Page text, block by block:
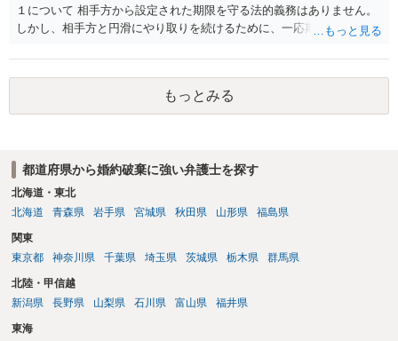
１について 相手方から設定された期限を守る法的義務はありません。
しかし、相手方と円滑にやり取りを続けるために、一応期限を守って
が、期限を守らないのもご不安という場合には、「弁護士に相談して
から連絡するので少々お待ちください」という旨の連絡を入れておく
こともあります。 ２について 求償権の請求と婚約破棄の慰謝料請求
は、法的には別の議論ではありますが、事実上の繋がりがないわけで
負担割合が高くなり、婚約破棄の慰謝料も払う必要が生じるという可
能性もないわけではありません。 ただし、法律上重婚は認められてい
ないので、既婚者同士の婚約が成立するかといわれると、成立しない
際には、清算条項という定めを設けることがほとんどです。 清算条項
を定めることによって、「これをもってお互いに今後一切請求しな
い」ことを双方が誓約することになります。 上記はあくまでも一般論
答ができるかと存じます。 弁護士に相談すべき事案かと存じますの
で、お早めにご相談されることをお勧めいたします。
もっとみる
都道府県から婚約破棄に強い弁護士を探す
北海道・東北
北海道
青森県 岩手県 宮城県 秋田県 山形県 福島県
関東
東京都
神奈川県 千葉県 埼玉県 茨城県 栃木県 群馬県
北陸・甲信越
新潟県
長野県 山梨県 石川県 富山県 福井県
東海